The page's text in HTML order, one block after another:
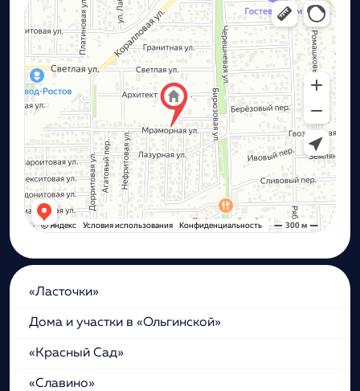
«Ласточки»
Дома и участки в «Ольгинской»
«Красный Сад»
«Славино»